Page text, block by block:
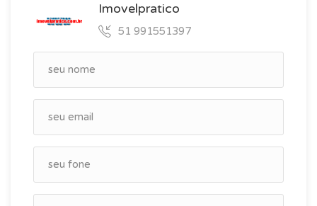
Imovelpratico
51 991551397